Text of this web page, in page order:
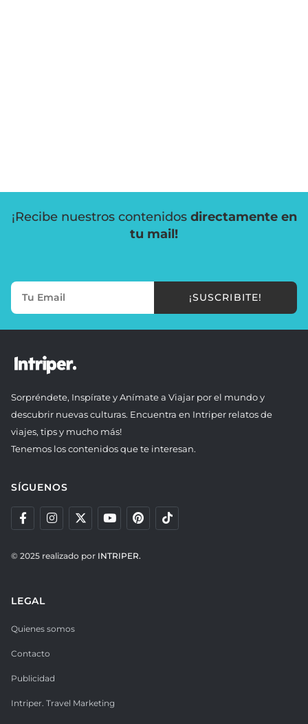
¡Recibe nuestros contenidos directamente en
tu mail!
¡SUSCRIBITE!
Sorpréndete, Inspírate y Anímate a Viajar por el mundo y
descubrir nuevas culturas. Encuentra en Intriper relatos de
viajes, tips y mucho más!
Tenemos los contenidos que te interesan.
SÍGUENOS
© 2025 realizado por INTRIPER.
LEGAL
Quienes somos
Contacto
Publicidad
Intriper. Travel Marketing